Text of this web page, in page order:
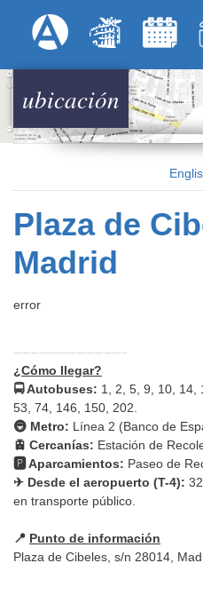
Menú
ubicación
Plaza de
Madrid
error
¿Cómo llegar?
🚍 Autobuses: 1, 2, 5, 9, 10, 14,
53, 74, 146, 150, 202.
🚇 Metro: Línea 2 (Banco de
🚊 Cercanías: Estación de
🅿 Aparcamientos: Paseo de
✈ Desde el aeropuerto (T-4):
en transporte público.
📍 Punto de información
Plaza de Cibeles, s/n 28014,